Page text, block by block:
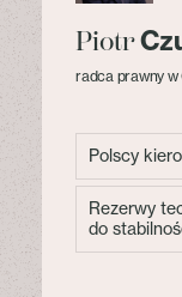
Piotr
radca prawny w
Polscy
Rezerwy
do